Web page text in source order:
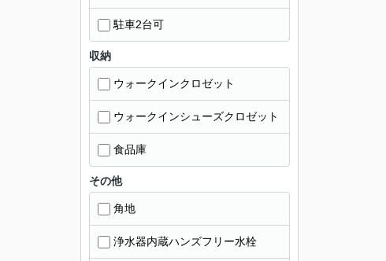
駐車2台可
収納
ウォークインクロゼット
ウォークインシューズクロゼット
食品庫
その他
角地
浄水器内蔵ハンズフリー水栓